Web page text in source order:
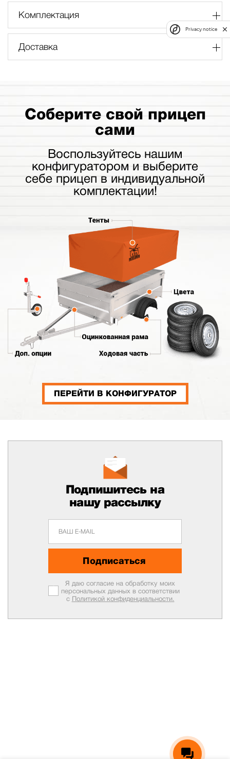
Комплектация
Доставка
Соберите свой прицеп
сами
Воспользуйтесь нашим
конфигуратором и выберите
себе прицеп в индивидуальной
комплектации!
ПЕРЕЙТИ В КОНФИГУРАТОР
Подпишитесь на
нашу рассылку
Подписаться
Я даю согласие на обработку моих
персональных данных в соответствии
с Политикой конфиденциальности.
Privacy notice